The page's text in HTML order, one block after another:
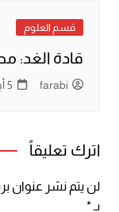
قسم العلوم
قادة الغد:
farabi 5 أبريل، 2026
اترك تعليقاً
لن يتم نشر عنوان
بـ*